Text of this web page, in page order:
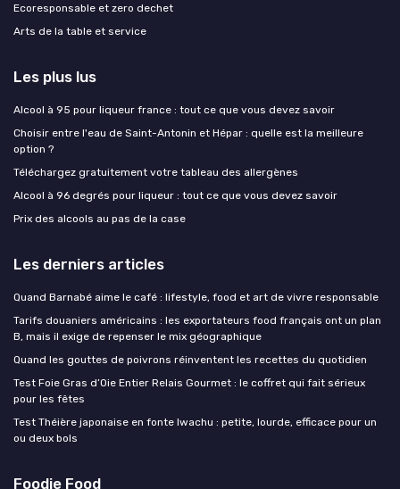
Ecoresponsable et zero dechet
Arts de la table et service
Les plus lus
Alcool à 95 pour liqueur france : tout ce que vous devez savoir
Choisir entre l'eau de Saint-Antonin et Hépar : quelle est la meilleure
option ?
Téléchargez gratuitement votre tableau des allergènes
Alcool à 96 degrés pour liqueur : tout ce que vous devez savoir
Prix des alcools au pas de la case
Les derniers articles
Quand Barnabé aime le café : lifestyle, food et art de vivre responsable
Tarifs douaniers américains : les exportateurs food français ont un plan
B, mais il exige de repenser le mix géographique
Quand les gouttes de poivrons réinventent les recettes du quotidien
Test Foie Gras d’Oie Entier Relais Gourmet : le coffret qui fait sérieux
pour les fêtes
Test Théière japonaise en fonte Iwachu : petite, lourde, efficace pour un
ou deux bols
Foodie Food